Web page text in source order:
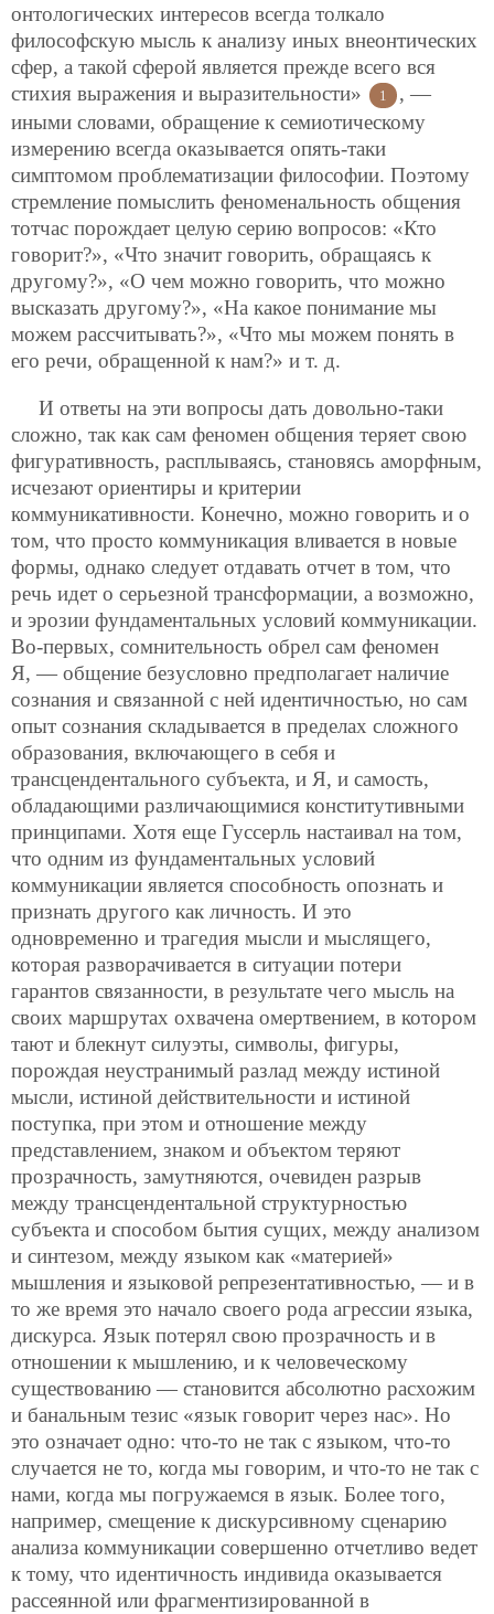
онтологических интересов всегда толкало
философскую мысль к анализу иных внеонтических
сфер, а такой сферой является прежде всего вся
стихия выражения и выразительности»
1
, —
иными словами, обращение к семиотическому
измерению всегда оказывается опять-таки
симптомом проблематизации философии. Поэтому
стремление помыслить феноменальность общения
тотчас порождает целую серию вопросов: «Кто
говорит?», «Что значит говорить, обращаясь к
другому?», «О чем можно говорить, что можно
высказать другому?», «На какое понимание мы
можем рассчитывать?», «Что мы можем понять в
его речи, обращенной к нам?» и т. д.
И ответы на эти вопросы дать довольно-таки
сложно, так как сам феномен общения теряет свою
фигуративность, расплываясь, становясь аморфным,
исчезают ориентиры и критерии
коммуникативности. Конечно, можно говорить и о
том, что просто коммуникация вливается в новые
формы, однако следует отдавать отчет в том, что
речь идет о серьезной трансформации, а возможно,
и эрозии фундаментальных условий коммуникации.
Во-первых, сомнительность обрел сам феномен
Я, — общение безусловно предполагает наличие
сознания и связанной с ней идентичностью, но сам
опыт сознания складывается в пределах сложного
образования, включающего в себя и
трансцендентального субъекта, и Я, и самость,
обладающими различающимися конститутивными
принципами. Хотя еще Гуссерль настаивал на том,
что одним из фундаментальных условий
коммуникации является способность опознать и
признать другого как личность. И это
одновременно и трагедия мысли и мыслящего,
которая разворачивается в ситуации потери
гарантов связанности, в результате чего мысль на
своих маршрутах охвачена омертвением, в котором
тают и блекнут силуэты, символы, фигуры,
порождая неустранимый разлад между истиной
мысли, истиной действительности и истиной
поступка, при этом и отношение между
представлением, знаком и объектом теряют
прозрачность, замутняются, очевиден разрыв
между трансцендентальной структурностью
субъекта и способом бытия сущих, между анализом
и синтезом, между языком как «материей»
мышления и языковой репрезентативностью, — и в
то же время это начало своего рода агрессии языка,
дискурса. Язык потерял свою прозрачность и в
отношении к мышлению, и к человеческому
существованию — становится абсолютно расхожим
и банальным тезис «язык говорит через нас». Но
это означает одно: что-то не так с языком, что-то
случается не то, когда мы говорим, и что-то не так с
нами, когда мы погружаемся в язык. Более того,
например, смещение к дискурсивному сценарию
анализа коммуникации совершенно отчетливо ведет
к тому, что идентичность индивида оказывается
рассеянной или фрагментизированной в